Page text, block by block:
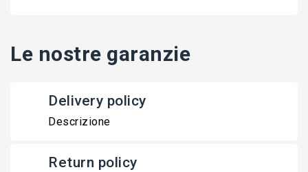
Le nostre garanzie
Delivery policy
Descrizione
Return policy